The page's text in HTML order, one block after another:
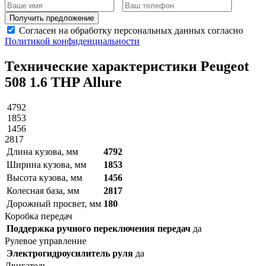
Получить предложение
Согласен на обработку персональных данных согласно
Политикой конфиденциальности
Технические характеристики Peugeot
508 1.6 THP Allure
4792
1853
1456
2817
Длина кузова, мм
4792
Ширина кузова, мм
1853
Высота кузова, мм
1456
Колесная база, мм
2817
Дорожный просвет, мм 180
Коробка передач
Поддержка ручного переключения передач да
Рулевое управление
Электрогидроусилитель руля да